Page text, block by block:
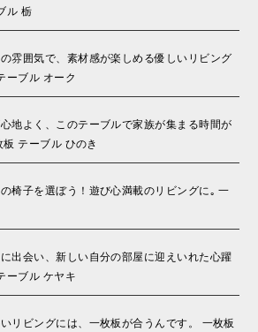
ル 栃
雰囲気で、素材感が楽しめる優しいリビング
ーブル オーク
地よく、このテーブルで家族が集まる時間が
テーブル ひのき
椅子を選ぼう！遊び心満載のリビングに｡ 一
出会い、新しい自分の部屋に迎えいれた心躍
ーブル ケヤキ
リビングには、一枚板が合うんです。 一枚板